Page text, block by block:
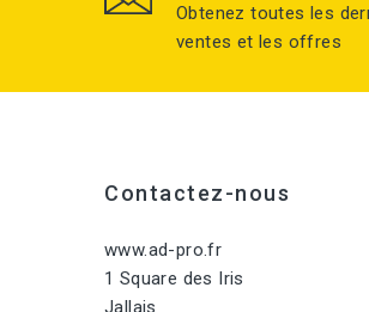
Obtenez toutes les
ventes et les offres
Contactez-nous
www.ad-pro.fr
1 Square des Iris
Jallais